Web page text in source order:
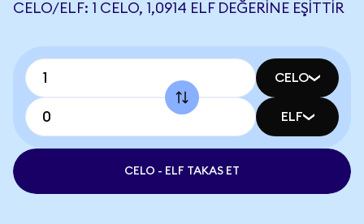
CELO/ELF: 1 CELO, 1,0914 ELF DEĞERINE EŞITTIR
CELO
ELF
CELO - ELF TAKAS ET